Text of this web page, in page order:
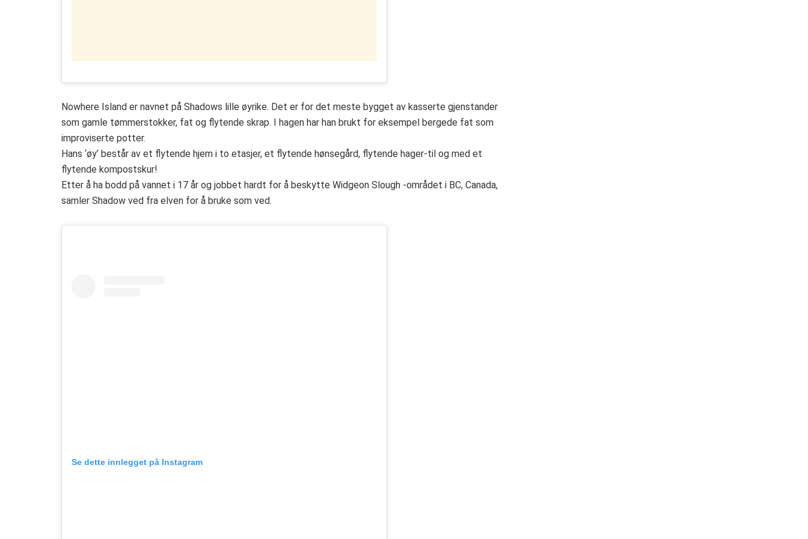
Nowhere Island er navnet på Shadows lille øyrike. Det er for det meste bygget av kasserte gjenstander
som gamle tømmerstokker, fat og flytende skrap. I hagen har han brukt for eksempel bergede fat som
improviserte potter.
Hans ‘øy’ består av et flytende hjem i to etasjer, et flytende hønsegård, flytende hager-til og med et
flytende kompostskur!
Etter å ha bodd på vannet i 17 år og jobbet hardt for å beskytte Widgeon Slough -området i BC, Canada,
samler Shadow ved fra elven for å bruke som ved.
Se dette innlegget på Instagram